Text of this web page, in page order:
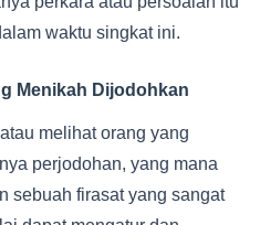
waktu singkat ini.
Menikah Dijodohkan
melihat orang yang
perjodohan, yang mana
sebuah firasat yang sangat